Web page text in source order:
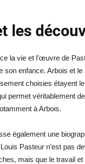
les
la vie et l’œuvre de
son enfance. Arbois et
choisies étayent
permet véritablement
à Arbois.
également une
Pasteur n’est pas
mais que le travail